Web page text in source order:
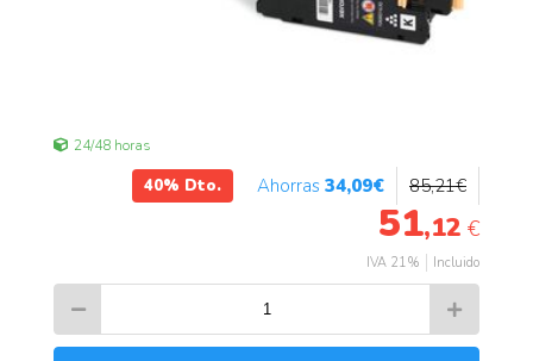
24/48 horas
40% Dto. 34,09€ 85,21€
51,12 €
IVA 21% Incluido